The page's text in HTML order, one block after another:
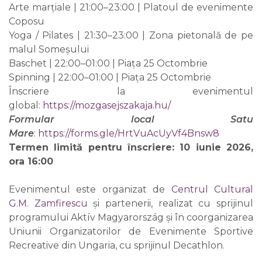
Arte marțiale | 21:00–23:00 | Platoul de evenimente
Coposu
Yoga / Pilates | 21:30–23:00 | Zona pietonală de pe
malul Someșului
Baschet | 22:00–01:00 | Piața 25 Octombrie
Spinning | 22:00–01:00 | Piața 25 Octombrie
Înscriere la evenimentul
global: https://mozgasejszakaja.hu/
Formular local Satu
Mare: https://forms.gle/HrtVuAcUyVf4Bnsw8
Termen limită pentru înscriere: 10 iunie 2026,
ora 16:00
Evenimentul este organizat de Centrul Cultural
G.M. Zamfirescu și partenerii, realizat cu sprijinul
programului Aktív Magyarország și în coorganizarea
Uniunii Organizatorilor de Evenimente Sportive
Recreative din Ungaria, cu sprijinul Decathlon.